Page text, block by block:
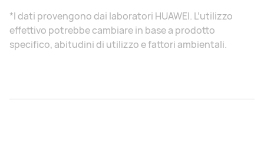
*I dati provengono dai laboratori HUAWEI. L’utilizzo
effettivo potrebbe cambiare in base a prodotto
specifico, abitudini di utilizzo e fattori ambientali.